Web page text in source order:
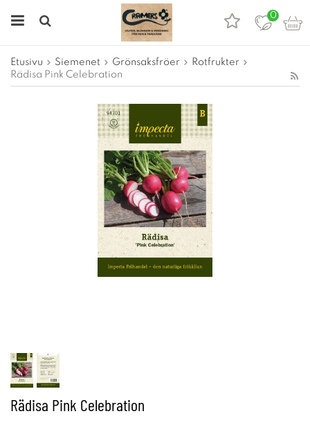
0
Etusivu Siemenet Grönsaksfröer
Rotfrukter
Rädisa Pink Celebration
Rädisa Pink Celebration